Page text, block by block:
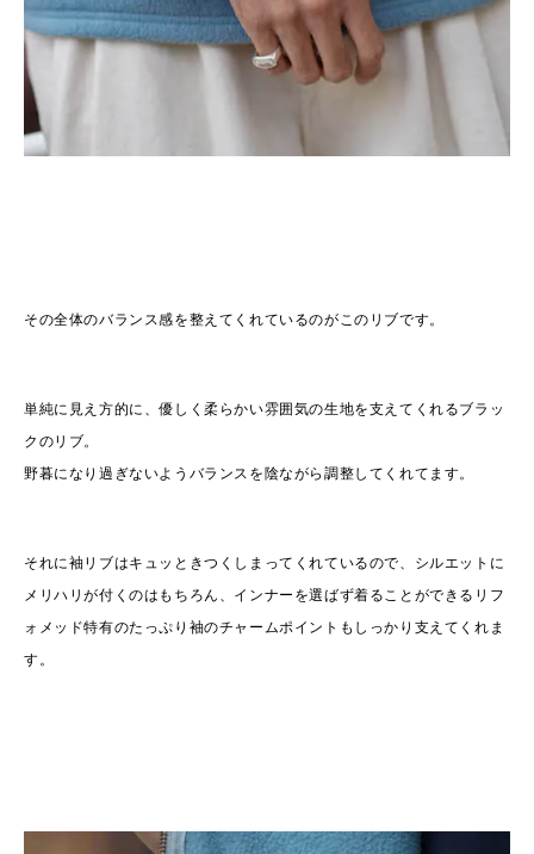
その全体のバランス感を整えてくれているのがこのリブです。
単純に見え方的に、優しく柔らかい雰囲気の生地を支えてくれるブラッ
クのリブ。
野暮になり過ぎないようバランスを陰ながら調整してくれてます。
それに袖リブはキュッときつくしまってくれているので、シルエットに
メリハリが付くのはもちろん、インナーを選ばず着ることができるリフ
ォメッド特有のたっぷり袖のチャームポイントもしっかり支えてくれま
す。